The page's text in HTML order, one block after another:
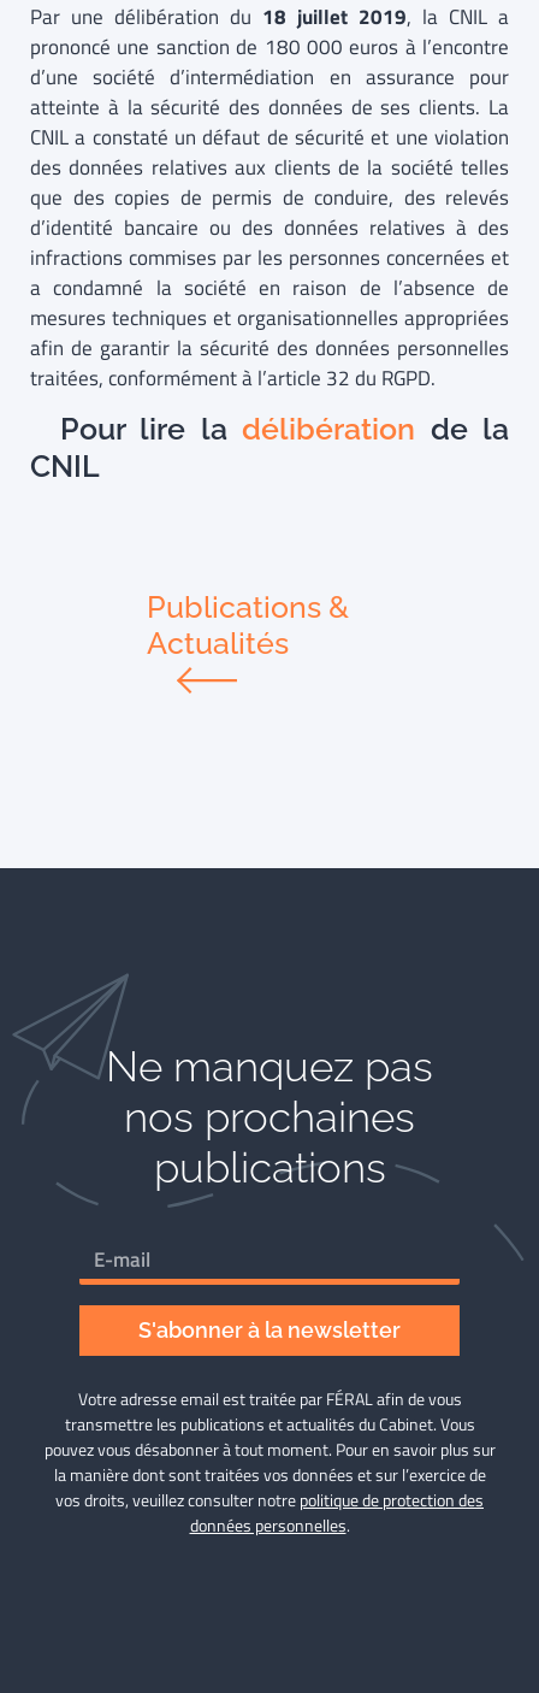
Par une délibération du 18 juillet 2019, la CNIL a
prononcé une sanction de 180 000 euros à l’encontre
d’une société d’intermédiation en assurance pour
atteinte à la sécurité des données de ses clients. La
CNIL a constaté un défaut de sécurité et une violation
des données relatives aux clients de la société telles
que des copies de permis de conduire, des relevés
d’identité bancaire ou des données relatives à des
infractions commises par les personnes concernées et
a condamné la société en raison de l’absence de
mesures techniques et organisationnelles appropriées
afin de garantir la sécurité des données personnelles
traitées, conformément à l’article 32 du RGPD.
Pour lire ladélibération de la
CNIL
Publications &
Actualités
Ne manquez pas
nos prochaines
publications
S'abonner à la newsletter
Votre adresse email est traitée par FÉRAL afin de vous
transmettre les publications et actualités du Cabinet. Vous
pouvez vous désabonner à tout moment. Pour en savoir plus sur
la manière dont sont traitées vos données et sur l’exercice de
vos droits, veuillez consulter notrepolitique de protection des
données personnelles.